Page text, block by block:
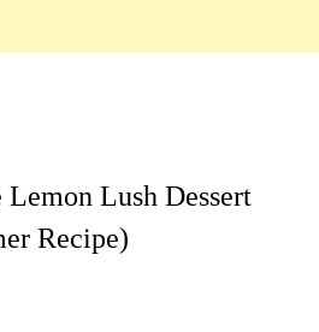
Lush Dessert
Recipe)